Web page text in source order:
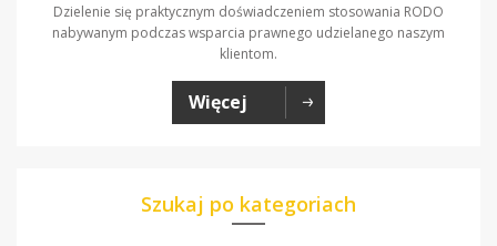
Dzielenie się praktycznym doświadczeniem stosowania RODO
nabywanym podczas wsparcia prawnego udzielanego naszym
klientom.
Więcej
Szukaj po kategoriach